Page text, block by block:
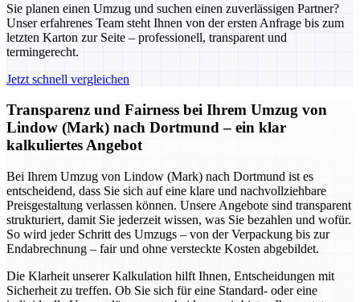
Sie planen einen Umzug und suchen einen zuverlässigen Partner?
Unser erfahrenes Team steht Ihnen von der ersten Anfrage bis zum
letzten Karton zur Seite – professionell, transparent und
termingerecht.
Jetzt schnell vergleichen
Transparenz und Fairness bei Ihrem Umzug von
Lindow (Mark) nach Dortmund – ein klar
kalkuliertes Angebot
Bei Ihrem Umzug von Lindow (Mark) nach Dortmund ist es
entscheidend, dass Sie sich auf eine klare und nachvollziehbare
Preisgestaltung verlassen können. Unsere Angebote sind transparent
strukturiert, damit Sie jederzeit wissen, was Sie bezahlen und wofür.
So wird jeder Schritt des Umzugs – von der Verpackung bis zur
Endabrechnung – fair und ohne versteckte Kosten abgebildet.
Die Klarheit unserer Kalkulation hilft Ihnen, Entscheidungen mit
Sicherheit zu treffen. Ob Sie sich für eine Standard- oder eine